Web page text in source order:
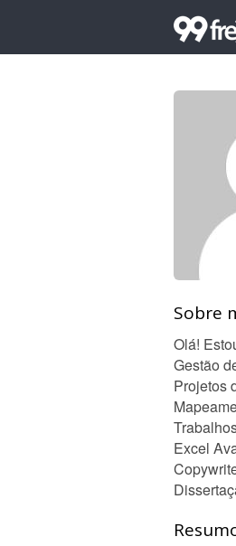
Sobre
Olá!
Gestão
Projetos
Excel